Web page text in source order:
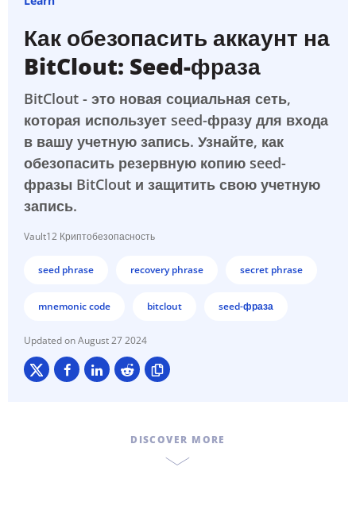
Как обезопасить аккаунт на
BitClout: Seed-фраза
BitClout - это новая социальная сеть,
которая использует seed-фразу для входа
в вашу учетную запись. Узнайте, как
обезопасить резервную копию seed-
фразы BitClout и защитить свою учетную
запись.
Vault12 Криптобезопасность
seed phrase recovery phrase secret phrase
mnemonic code bitclout seed-фраза
August 27 2024
DISCOVER MORE